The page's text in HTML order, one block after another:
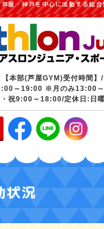
屋・神戸を中心に活動する総
【本部(芦屋GYM)受付時間】/
～19:00 ※月のみ13:00
祝9:00～18:00/定休日:日曜
状況